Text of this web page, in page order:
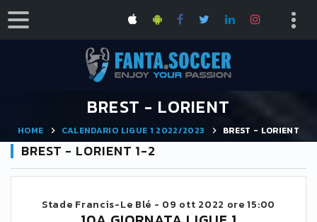
BREST - LORIENT
HOME CALENDARIO LIGUE 1 2022/2023 BREST - LORIENT
BREST - LORIENT 1-2
Stade Francis-Le Blé - 09 ott 2022 ore 15:00